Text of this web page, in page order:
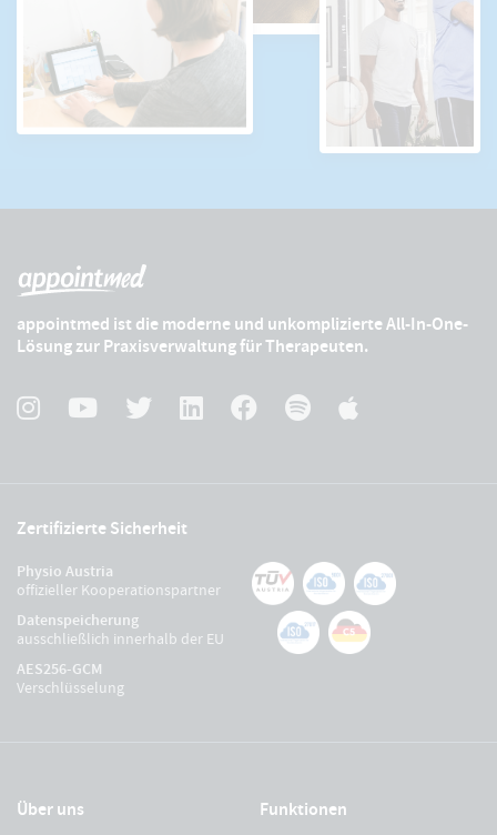
appointmed ist die moderne und unkomplizierte All-In-One-
Lösung zur Praxisverwaltung für Therapeuten.
Zertifizierte Sicherheit
Physio Austria
offizieller Kooperationspartner
Datenspeicherung
ausschließlich innerhalb der EU
AES256-GCM
Verschlüsselung
Über uns Funktionen